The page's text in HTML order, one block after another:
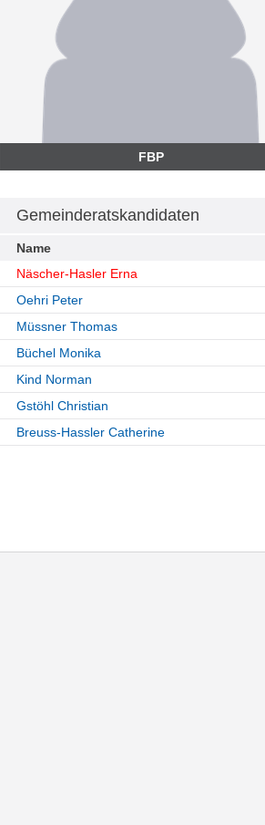
FBP
Gemeinderatskandidaten
Name
Näscher-Hasler Erna
Oehri Peter
Müssner Thomas
Büchel Monika
Kind Norman
Gstöhl Christian
Breuss-Hassler Catherine